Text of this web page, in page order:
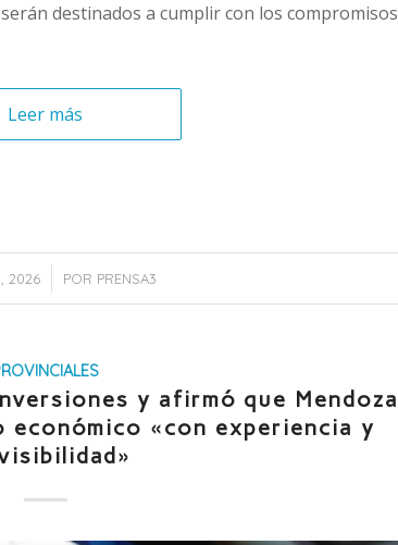
destinados a cumplir con los compromisos
Leer más
2026 POR PRENSA3
y afirmó que Mendoza
económico «con experiencia y